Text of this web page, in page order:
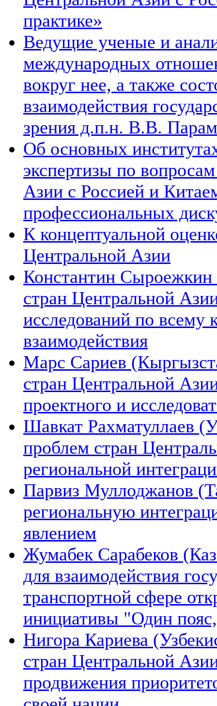
практике»
Ведущие ученые и
международных
вокруг нее, а также
взаимодействия
зрения д.п.н. В.В.
Об основных
экспертизы по
Азии с Россией и
профессиональных
К концептуальной
Центральной Азии
Константин Сыроежкин
стран Центральной
исследований по всему
взаимодействия
Марс Сариев
стран Центральной
проектного и
Шавкат Рахматуллаев
проблем стран
региональной
Парвиз Муллоджанов
региональную
явлением
Жумабек Сарабеков
для взаимодействия
транспортной сфере
инициативы "Один
Нигора Кариева
стран Центральной
продвижения